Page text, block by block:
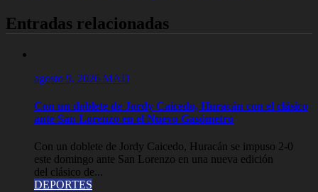
Entradas relacionadas
agosto 9, 2026 MAD
Con un doblete de Jordy Caicedo, Huracán con el clásico
ante San Lorenzo en el Nuevo Gasómetro
Con un doblete de Jordy Caicedo, Huracán se impuso 2-0
este domingo ante San Lorenzo en una nueva edición
del clásico de...
DEPORTES